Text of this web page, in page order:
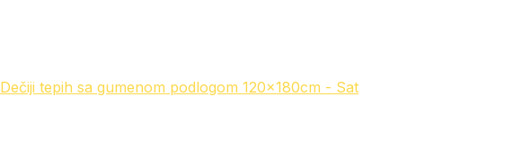
Dečiji tepih sa gumenom podlogom 120x180cm - Sat